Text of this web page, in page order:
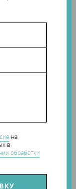
на
в
обработки
и высокого
как
с применением
ГК Ростех